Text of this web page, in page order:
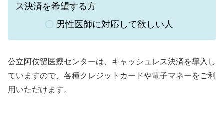
ス決済を希望する方
〇 男性医師に対応して欲しい人
公立阿伎留医療センターは、 キャッシュレス決済を導入し
ていますので、各種クレジットカードや電子マネーをご利
用いただけます。